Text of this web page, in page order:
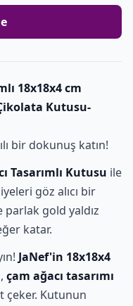
18x18x4 cm
Kutusu-
bir dokunuş katın!
Tasarımlı Kutusu ile
göz alıcı bir
parlak gold yaldız
katar.
JaNef'in 18x18x4
çam ağacı tasarımı
çeker. Kutunun